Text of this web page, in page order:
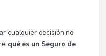
cualquier decisión no
qué es un Seguro de